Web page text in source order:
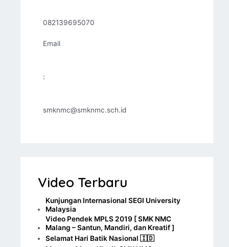
082139695070
Email
:
smknmc@smknmc.sch.id
Video Terbaru
Kunjungan Internasional SEGI University
Malaysia
Video Pendek MPLS 2019 [ SMK NMC
Malang – Santun, Mandiri, dan Kreatif ]
Selamat Hari Batik Nasional 🇮🇩